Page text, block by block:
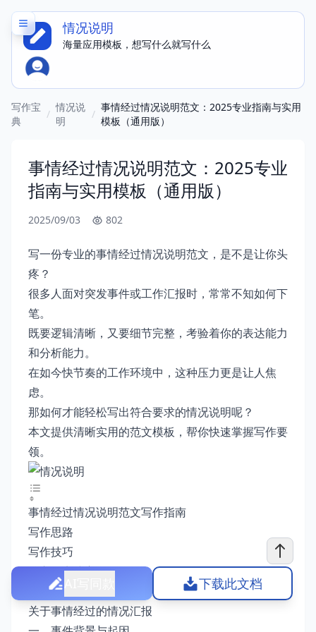
情况说明
海量应用模板，想写什么就写什么
写作宝
典
/
情况说
明
/
事情经过情况说明范文：2025专业指南与实用
模板（通用版）
事情经过情况说明范文：2025专业
指南与实用模板（通用版）
2025/09/03 802
写一份专业的事情经过情况说明范文，是不是让你头
疼？
很多人面对突发事件或工作汇报时，常常不知如何下
笔。
既要逻辑清晰，又要细节完整，考验着你的表达能力
和分析能力。
在如今快节奏的工作环境中，这种压力更是让人焦
虑。
那如何才能轻松写出符合要求的情况说明呢？
本文提供清晰实用的范文模板，帮你快速掌握写作要
领。
事情经过情况说明范文写作指南
写作思路
写作技巧
核心观点或方向
注意事项
关于事情经过的情况汇报
下载此文档